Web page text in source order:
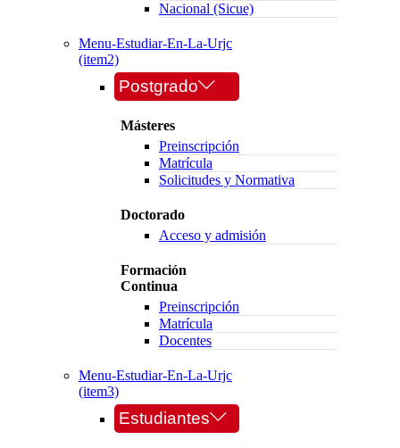
Nacional (Sicue)
Menu-Estudiar-En-La-Urjc
(item2)
Postgrado
Másteres
Preinscripción
Matrícula
Solicitudes y Normativa
Doctorado
Acceso y admisión
Formación
Continua
Preinscripción
Matrícula
Docentes
Menu-Estudiar-En-La-Urjc
(item3)
Estudiantes